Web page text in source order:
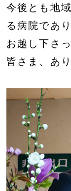
今後とも地
る病院であ
お越し下さ
皆さま、あ